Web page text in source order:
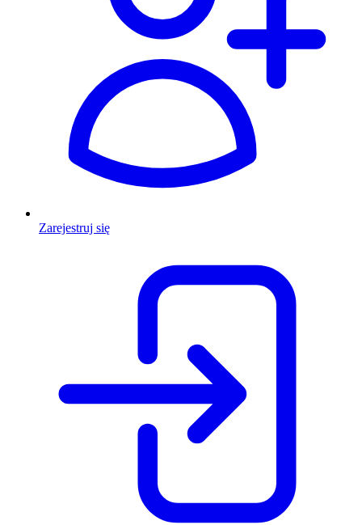
Zarejestruj się